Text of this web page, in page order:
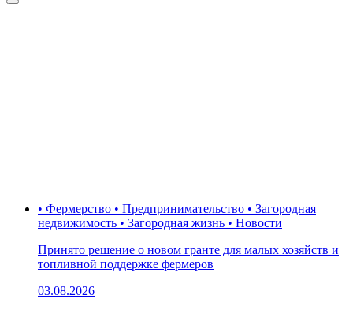
• Фермерство • Предпринимательство • Загородная
недвижимость • Загородная жизнь • Новости
Принято решение о новом гранте для малых хозяйств и
топливной поддержке фермеров
03.08.2026